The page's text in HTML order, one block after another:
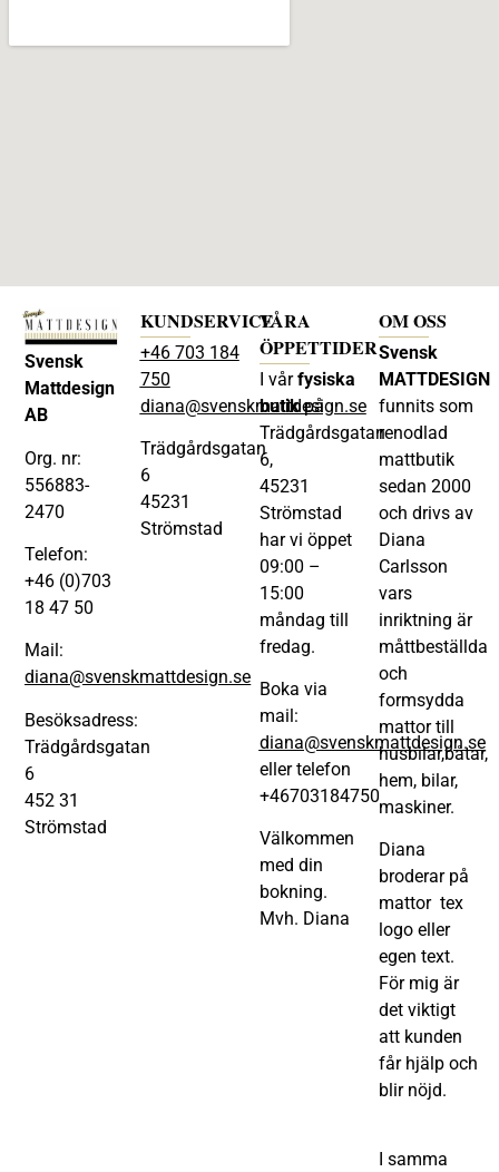
Svensk
Mattdesign
AB
Org. nr:
556883-
2470
Telefon:
+46 (0)703
18 47 50
Mail:
diana@svenskmattdesign.se
Besöksadress:
Trädgårdsgatan
6
452 31
Strömstad
KUNDSERVICE
+46 703 184
750
diana@svenskmattdesign.se
Trädgårdsgatan
6
45231
Strömstad
VÅRA
ÖPPETTIDER
I vårfysiska
butikpå
Trädgårdsgatan
6,
45231
Strömstad
har vi öppet
09:00 –
15:00
måndag till
fredag.
Boka via
mail:
diana@svenskmattdesign.se
eller telefon
+46703184750
Välkommen
med din
bokning.
Mvh. Diana
OM OSS
Svensk
MATTDESIGN
funnits som
renodlad
mattbutik
sedan 2000
och drivs av
Diana
Carlsson
vars
inriktning är
måttbeställda
och
formsydda
mattor till
husbilar,båtar,
hem, bilar,
maskiner.
Diana
broderar på
mattor tex
logo eller
egen text.
För mig är
det viktigt
att kunden
får hjälp och
blir nöjd.
I samma